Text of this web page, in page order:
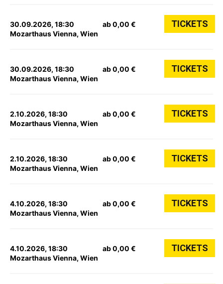
30.09.2026, 18:30
Mozarthaus Vienna, Wien
ab 0,00 € TICKETS
30.09.2026, 18:30
Mozarthaus Vienna, Wien
ab 0,00 € TICKETS
2.10.2026, 18:30
Mozarthaus Vienna, Wien
ab 0,00 € TICKETS
2.10.2026, 18:30
Mozarthaus Vienna, Wien
ab 0,00 € TICKETS
4.10.2026, 18:30
Mozarthaus Vienna, Wien
ab 0,00 € TICKETS
4.10.2026, 18:30
Mozarthaus Vienna, Wien
ab 0,00 € TICKETS